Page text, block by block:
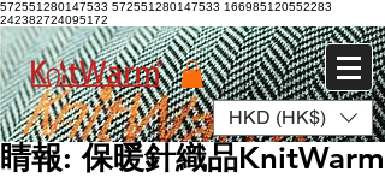
572551280147533 572551280147533 166985120552283
242382724095172
Log In HKD (HK$)
睛報: 保暖針織品KnitWarm